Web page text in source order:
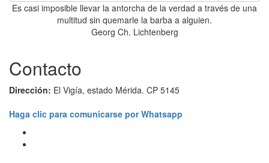
Es casi imposible llevar la antorcha de la verdad a través de una
multitud sin quemarle la barba a alguien.
Georg Ch. Lichtenberg
Contacto
Dirección: El Vigía, estado Mérida. CP 5145
Haga clic para comunicarse por Whatsapp